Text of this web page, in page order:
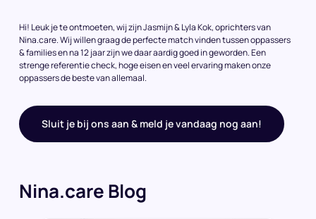
Hi! Leuk je te ontmoeten, wij zijn Jasmijn & Lyla Kok, oprichters van
Nina.care. Wij willen graag de perfecte match vinden tussen oppassers
& families en na 12 jaar zijn we daar aardig goed in geworden. Een
strenge referentie check, hoge eisen en veel ervaring maken onze
oppassers de beste van allemaal.
Sluit je bij ons aan & meld je vandaag nog aan!
Nina.care Blog